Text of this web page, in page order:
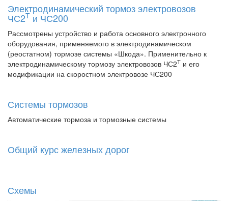
Электродинамический тормоз электровозов
ЧС2Т и ЧС200
Рассмотрены устройство и работа основного электронного
оборудования, применяемого в электродинамическом
(реостатном) тормозе системы «Шкода». Применительно к
электродинамическому тормозу электровозов ЧС2Т и его
модификации на скоростном электровозе ЧС200
Системы тормозов
Автоматические тормоза и тормозные системы
Общий курс железных дорог
Схемы